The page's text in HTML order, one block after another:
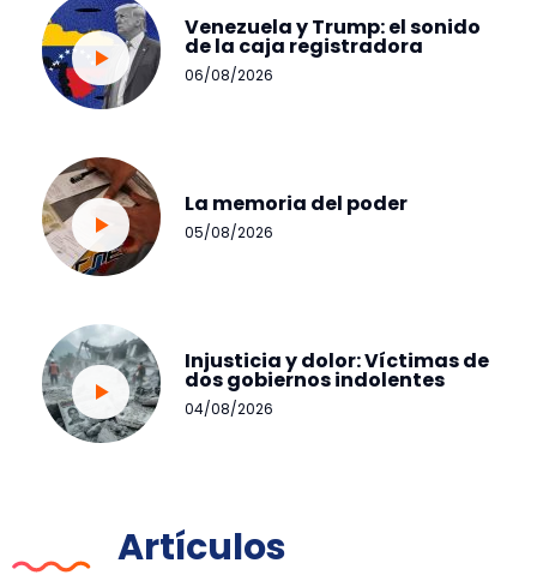
Venezuela y Trump: el sonido
de la caja registradora
06/08/2026
La memoria del poder
05/08/2026
Injusticia y dolor: Víctimas de
dos gobiernos indolentes
04/08/2026
Artículos